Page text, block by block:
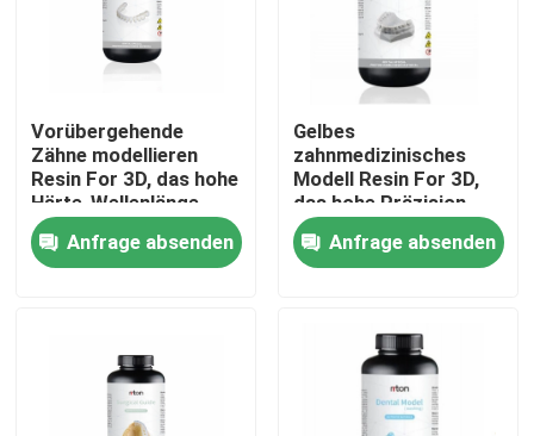
Nach Hause
Über uns
Produkte
Vorübergehende
Zähne modellieren
Resin For 3D, das hohe
Härte-Wellenlänge
405nm druckt
Anfrage absenden
Gelbes
zahnmedizinisches
Modell Resin For 3D,
das hohe Präzision
Resina Biocompatible
drucktAnfrage absenden